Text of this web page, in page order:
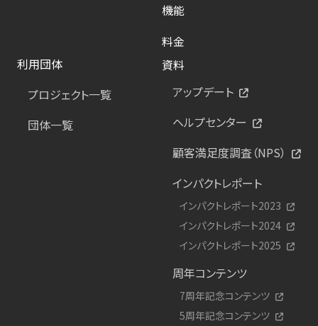
機能
料金
利用団体
プロジェクト一覧
団体一覧
資料
アップデート
ヘルプセンター
顧客満足度調査（NPS）
インパクトレポート
インパクトレポート2023
インパクトレポート2024
インパクトレポート2025
周年コンテンツ
7周年記念コンテンツ
5周年記念コンテンツ